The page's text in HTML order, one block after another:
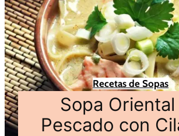
Recetas de Sopas
Sopa
Pescado con